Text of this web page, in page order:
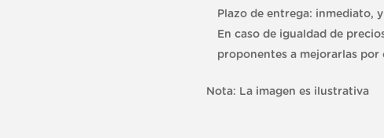
Plazo de entrega: inmediato,
En caso de igualdad de
proponentes a mejorarlas por
Nota: La imagen es ilustrativa